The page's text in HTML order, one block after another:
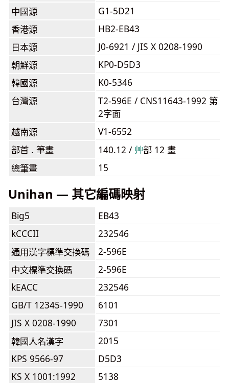
中國源
G1-5D21
香港源
HB2-EB43
日本源
J0-6921 / JIS X 0208-1990
朝鮮源
KP0-D5D3
韓國源
K0-5346
台灣源
T2-596E / CNS11643-1992 第
2字面
越南源
V1-6552
部首 . 筆畫
140.12 / ⾋部 12 畫
總筆畫
15
Unihan — 其它編碼映射
Big5
EB43
kCCCII
232546
通用漢字標準交換碼
2-596E
中文標準交換碼
2-596E
kEACC
232546
GB/T 12345-1990
6101
JIS X 0208-1990
7301
韓國人名漢字
2015
KPS 9566-97
D5D3
KS X 1001:1992
5138